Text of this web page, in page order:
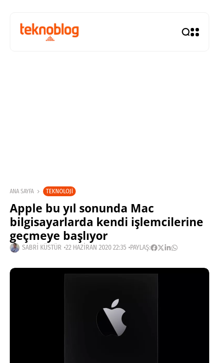
ANA SAYFA TEKNOLOJI
Apple bu yıl sonunda Mac
bilgisayarlarda kendi işlemcilerine
geçmeye başlıyor
SABRI KÜSTÜR 22 HAZIRAN 2020 22:35 PAYLAŞ: